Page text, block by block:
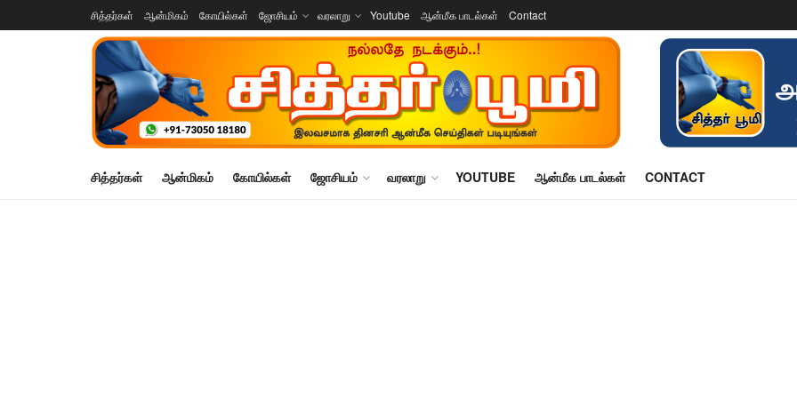
சித்தர்கள் ஆன்மிகம் கோயில்கள் ஜோசியம் வரலாறு Youtube ஆன்மீக பாடல்கள் Contact
சித்தர்கள் ஆன்மிகம் கோயில்கள் ஜோசியம் வரலாறு YOUTUBE ஆன்மீக பாடல்கள் CONTACT